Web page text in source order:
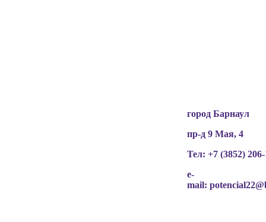
город Барнаул
пр-д 9 Мая, 4
Тел: +7 (3852)
e-
mail: